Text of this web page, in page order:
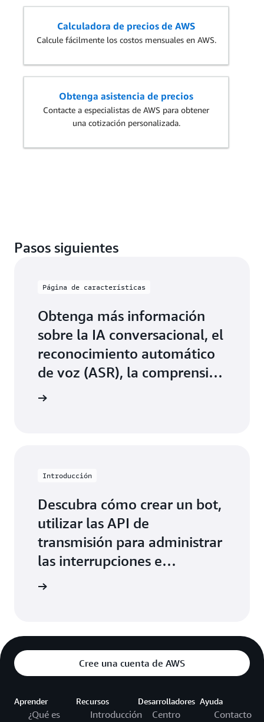
Calculadora de precios de AWS
Calcule fácilmente los costos mensuales en AWS.
Obtenga asistencia de precios
Contacte a especialistas de AWS para obtener
una cotización personalizada.
Pasos siguientes
Página de características
Obtenga más información
sobre la IA conversacional, el
reconocimiento automático
de voz (ASR), la comprensión
del lenguaje natural (NLU) y
Introducción
Descubra cómo crear un bot,
utilizar las API de
transmisión para administrar
las interrupciones e
implementar su bot en todos
Cree una cuenta de AWS
Aprender
¿Qué es
Recursos
Introducción
Desarrolladores
Centro
Ayuda
Contacto